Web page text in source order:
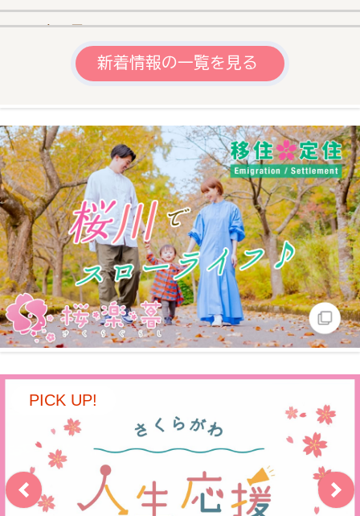
2026年8月3日 New!
【8/3更新：質問回答書の公開】桜川市移住
支援コンシェルジュ設置業務に係る公募型
2026年8月1日
下館・結城都市計画下水道の変更に関する
説明会のご案内
2026年7月31日
「さくらがわグルメフェス2026」グランプ
リ受賞者表彰式について
2026年7月29日
令和8年7月熊本地震の代理寄附を開始しま
した。
2026年7月28日
令和8年度 市道施設内の除草・集草作業の
実施予定について
2026年7月28日
新着情報の一覧を見る
PICK UP!